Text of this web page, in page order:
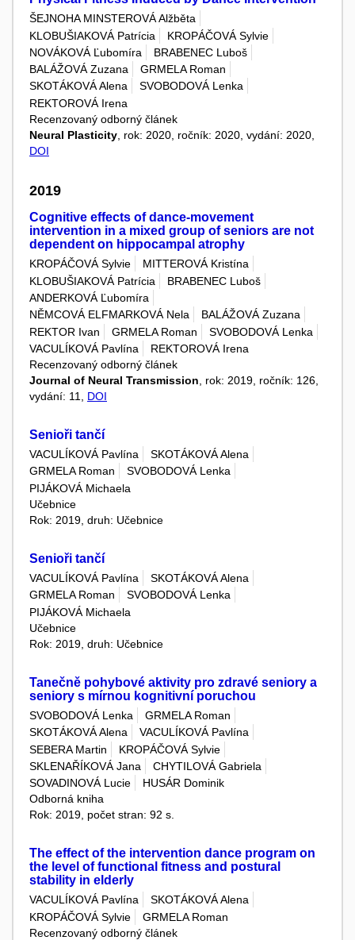
ŠEJNOHA MINSTEROVÁ Alžběta
KLOBUŠIAKOVÁ Patrícia
KROPÁČOVÁ Sylvie
NOVÁKOVÁ Ľubomíra
BRABENEC Luboš
BALÁŽOVÁ Zuzana
GRMELA Roman
SKOTÁKOVÁ Alena
SVOBODOVÁ Lenka
REKTOROVÁ Irena
Recenzovaný odborný článek
Neural Plasticity , rok: 2020, ročník: 2020, vydání: 2020,
DOI
2019
Cognitive effects of dance-movement
intervention in a mixed group of seniors are not
dependent on hippocampal atrophy
KROPÁČOVÁ Sylvie
MITTEROVÁ Kristína
KLOBUŠIAKOVÁ Patrícia
BRABENEC Luboš
ANDERKOVÁ Ľubomíra
NĚMCOVÁ ELFMARKOVÁ Nela
BALÁŽOVÁ Zuzana
REKTOR Ivan
GRMELA Roman
SVOBODOVÁ Lenka
VACULÍKOVÁ Pavlína
REKTOROVÁ Irena
Recenzovaný odborný článek
Journal of Neural Transmission , rok: 2019, ročník: 126,
vydání: 11, DOI
Senioři tančí
VACULÍKOVÁ Pavlína
SKOTÁKOVÁ Alena
GRMELA Roman
SVOBODOVÁ Lenka
PIJÁKOVÁ Michaela
Učebnice
Rok: 2019, druh: Učebnice
Senioři tančí
VACULÍKOVÁ Pavlína
SKOTÁKOVÁ Alena
GRMELA Roman
SVOBODOVÁ Lenka
PIJÁKOVÁ Michaela
Učebnice
Rok: 2019, druh: Učebnice
Tanečně pohybové aktivity pro zdravé seniory a
seniory s mírnou kognitivní poruchou
SVOBODOVÁ Lenka
GRMELA Roman
SKOTÁKOVÁ Alena
VACULÍKOVÁ Pavlína
SEBERA Martin
KROPÁČOVÁ Sylvie
SKLENAŘÍKOVÁ Jana
CHYTILOVÁ Gabriela
SOVADINOVÁ Lucie
HUSÁR Dominik
Odborná kniha
Rok: 2019, počet stran: 92 s.
The effect of the intervention dance program on
the level of functional fitness and postural
stability in elderly
VACULÍKOVÁ Pavlína
SKOTÁKOVÁ Alena
KROPÁČOVÁ Sylvie
GRMELA Roman
Recenzovaný odborný článek